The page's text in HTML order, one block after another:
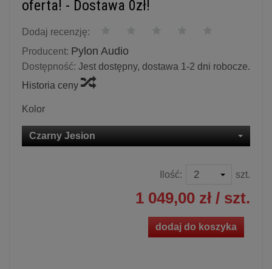
oferta! - Dostawa 0zł!
Dodaj recenzję:
Producent: Pylon Audio
Dostępność: Jest dostępny, dostawa 1-2 dni robocze.
Historia ceny
Kolor
Czarny Jesion
Ilość: szt.
1 049,00 zł / szt.
dodaj do koszyka